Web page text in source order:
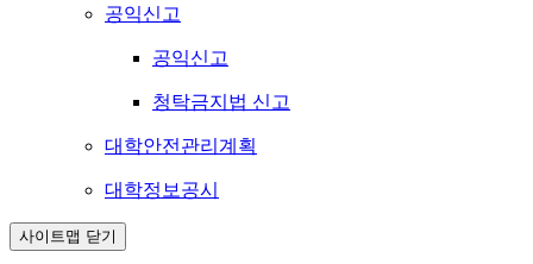
공익신고
공익신고
청탁금지법 신고
대학안전관리계획
대학정보공시
사이트맵 닫기